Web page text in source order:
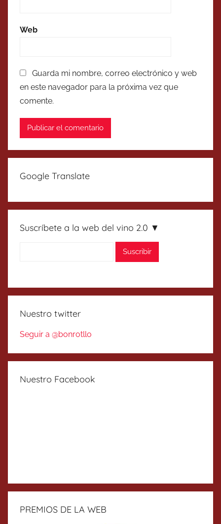
Web
Guarda mi nombre, correo electrónico y web
en este navegador para la próxima vez que
comente.
Google Translate
Suscríbete a la web del vino 2.0 ▼
Nuestro twitter
Seguir a @bonrotllo
Nuestro Facebook
PREMIOS DE LA WEB